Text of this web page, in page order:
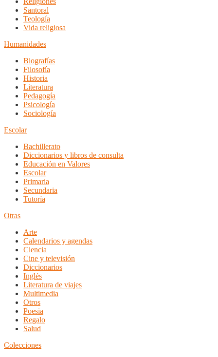
Santoral
Teología
Vida religiosa
Humanidades
Biografías
Filosofía
Historia
Literatura
Pedagogía
Psicología
Sociología
Escolar
Bachillerato
Diccionarios y libros de consulta
Educación en Valores
Escolar
Primaria
Secundaria
Tutoría
Otras
Arte
Calendarios y agendas
Ciencia
Cine y televisión
Diccionarios
Inglés
Literatura de viajes
Multimedia
Otros
Poesia
Regalo
Salud
Colecciones